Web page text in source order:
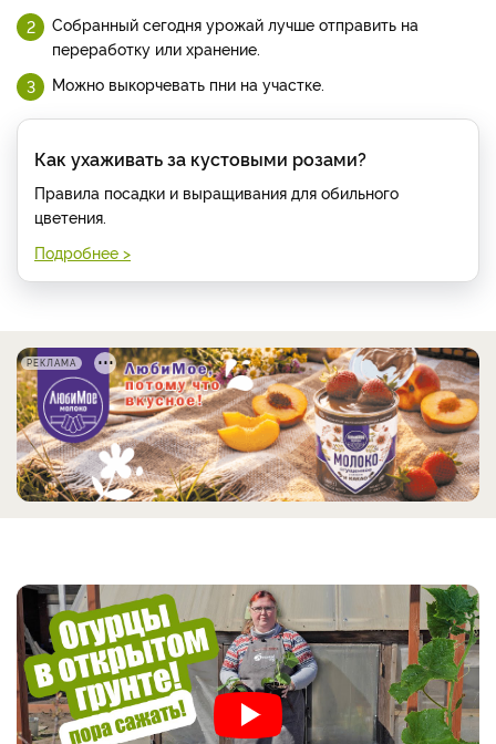
Собранный сегодня урожай лучше отправить на
переработку или хранение.
Можно выкорчевать пни на участке.
Как ухаживать за кустовыми розами?
Правила посадки и выращивания для обильного
цветения.
Подробнее >
РЕКЛАМА